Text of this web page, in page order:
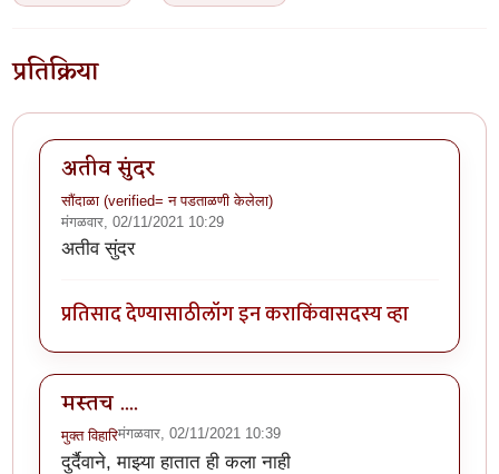
प्रतिक्रिया
अतीव सुंदर
सौंदाळा (verified= न पडताळणी केलेला)
मंगळवार, 02/11/2021 10:29
अतीव सुंदर
प्रतिसाद देण्यासाठीलॉग इन कराकिंवासदस्य व्हा
मस्तच ....
मुक्त विहारिमंगळवार, 02/11/2021 10:39
दुर्दैवाने, माझ्या हातात ही कला नाही